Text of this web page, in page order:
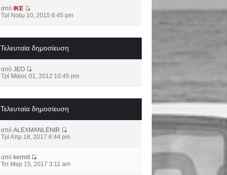
από
IKE
Τρί Νοέμ 10, 2015 6:45 pm
Τελευταία δημοσίευση
απόJEO
Τρί Μάιος 01, 2012 10:45 pm
Τελευταία δημοσίευση
απόALEXMANLENIR
Τρί Απρ 18, 2017 6:44 pm
από kermit
Τετ Μαρ 15, 2017 3:11 am